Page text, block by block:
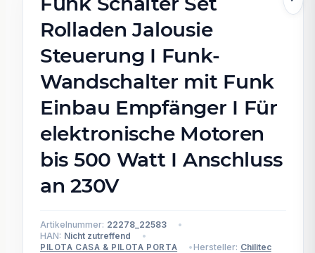
Rolladen Jalousie
Steuerung I Funk-
Wandschalter mit Funk
Einbau Empfänger I Für
elektronische Motoren
bis 500 Watt I Anschluss
an 230V
Artikelnummer: 22278_22583
HAN: Nicht zutreffend
PILOTA CASA & PILOTA PORTA Hersteller: Chilitec